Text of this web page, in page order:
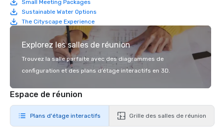
Small Meeting Packages
Sustainable Water Options
The Cityscape Experience
Explorez les salles de réunion
Trouvez la salle parfaite avec des diagrammes de
configuration et des plans d’étage interactifs en 3D.
Espace de réunion
Plans d'étage interactifs Grille des salles de réunion